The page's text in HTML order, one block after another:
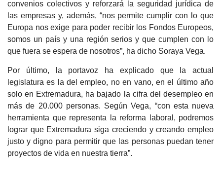
convenios colectivos y reforzará la seguridad jurídica de
las empresas y, además, “nos permite cumplir con lo que
Europa nos exige para poder recibir los Fondos Europeos,
somos un país y una región serios y que cumplen con lo
que fuera se espera de nosotros”, ha dicho Soraya Vega.
Por último, la portavoz ha explicado que la actual
legislatura es la del empleo, no en vano, en el último año
solo en Extremadura, ha bajado la cifra del desempleo en
más de 20.000 personas. Según Vega, “con esta nueva
herramienta que representa la reforma laboral, podremos
lograr que Extremadura siga creciendo y creando empleo
justo y digno para permitir que las personas puedan tener
proyectos de vida en nuestra tierra”.